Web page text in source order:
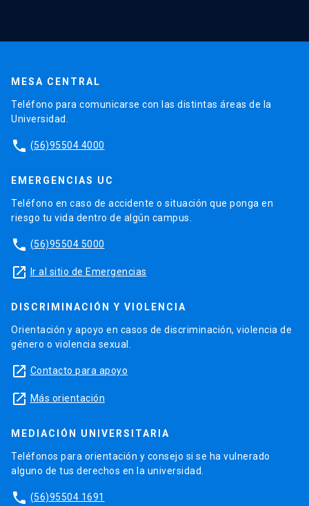
MESA CENTRAL
Teléfono para comunicarse con las distintas áreas de la
Universidad.
phone (56)95504 4000
EMERGENCIAS UC
Teléfono en caso de accidente o situación que ponga en
riesgo tu vida dentro de algún campus.
phone (56)95504 5000
launch Ir al sitio de Emergencias
DISCRIMINACIÓN Y VIOLENCIA
Orientación y apoyo en casos de discriminación, violencia de
género o violencia sexual.
launch Contacto para apoyo
launch Más orientación
MEDIACIÓN UNIVERSITARIA
Teléfonos para orientación y consejo si se ha vulnerado
alguno de tus derechos en la universidad.
phone (56)95504 1691